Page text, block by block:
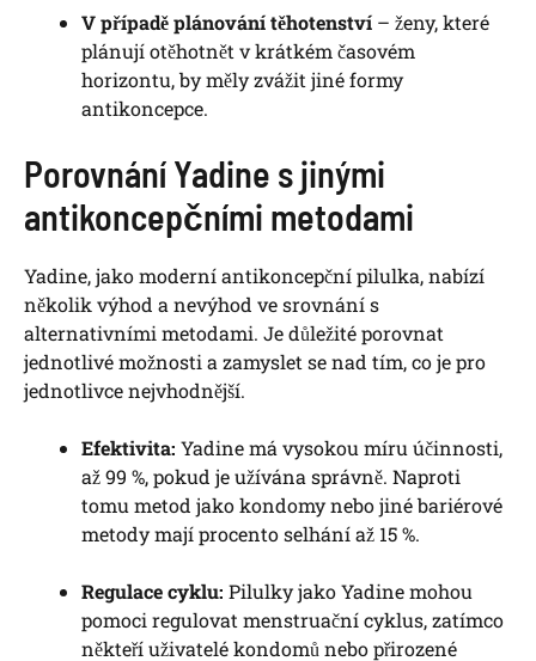
V případě plánování těhotenství – ženy, které
plánují otěhotnět v krátkém časovém
horizontu, by měly zvážit jiné formy
antikoncepce.
Porovnání Yadine s jinými
antikoncepčními metodami
Yadine, jako moderní antikoncepční pilulka, nabízí
několik výhod a nevýhod ve srovnání s
alternativními metodami. Je důležité porovnat
jednotlivé možnosti a zamyslet se nad tím, co je pro
jednotlivce nejvhodnější.
Efektivita: Yadine má vysokou míru účinnosti,
až 99 %, pokud je užívána správně. Naproti
tomu metod jako kondomy nebo jiné bariérové
metody mají procento selhání až 15 %.
Regulace cyklu: Pilulky jako Yadine mohou
pomoci regulovat menstruační cyklus, zatímco
někteří uživatelé kondomů nebo přirozené